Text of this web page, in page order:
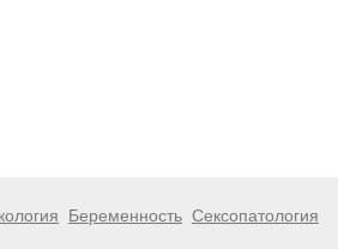
Беременность Сексопатология